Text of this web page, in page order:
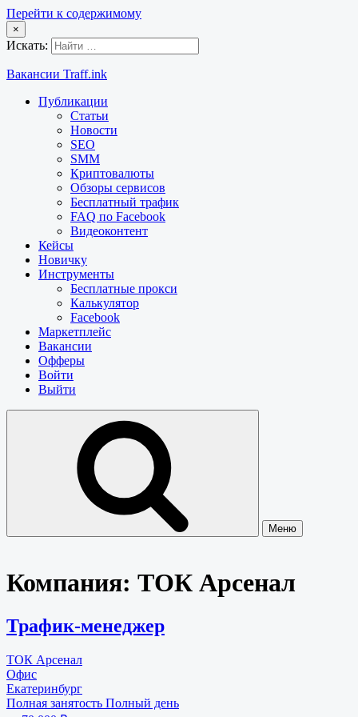
Перейти к содержимому
×
Искать:
Вакансии Traff.ink
Публикации
Статьи
Новости
SEO
SMM
Криптовалюты
Обзоры сервисов
Бесплатный трафик
FAQ по Facebook
Видеоконтент
Кейсы
Новичку
Инструменты
Бесплатные прокси
Калькулятор
Facebook
Маркетплейс
Вакансии
Офферы
Войти
Выйти
Меню
Компания: ТОК Арсенал
Трафик-менеджер
ТОК Арсенал
Офис
Екатеринбург
Полная занятость Полный день